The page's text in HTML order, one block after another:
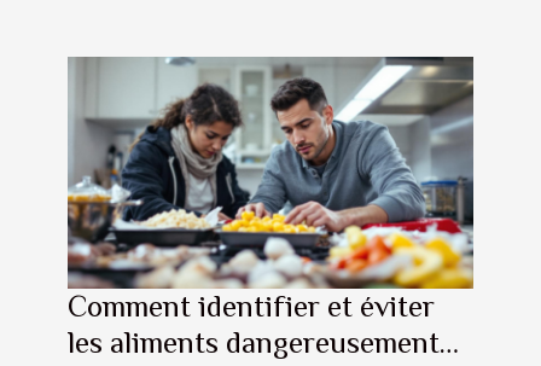
Comment identifier et éviter
les aliments dangereusement